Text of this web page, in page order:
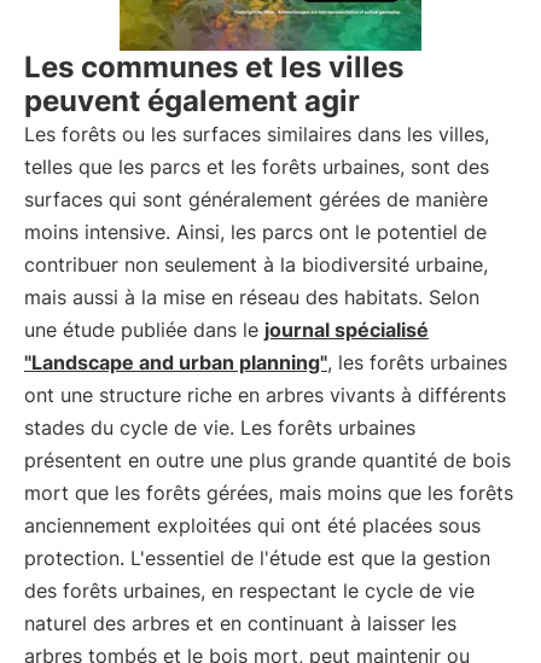
Les communes et les villes
peuvent également agir
Les forêts ou les surfaces similaires dans les villes,
telles que les parcs et les forêts urbaines, sont des
surfaces qui sont généralement gérées de manière
moins intensive. Ainsi, les parcs ont le potentiel de
contribuer non seulement à la biodiversité urbaine,
mais aussi à la mise en réseau des habitats. Selon
une étude publiée dans le journal spécialisé
"Landscape and urban planning", les forêts urbaines
ont une structure riche en arbres vivants à différents
stades du cycle de vie. Les forêts urbaines
présentent en outre une plus grande quantité de bois
mort que les forêts gérées, mais moins que les forêts
anciennement exploitées qui ont été placées sous
protection. L'essentiel de l'étude est que la gestion
des forêts urbaines, en respectant le cycle de vie
naturel des arbres et en continuant à laisser les
arbres tombés et le bois mort, peut maintenir ou